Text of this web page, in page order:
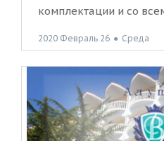
комплектации и со
2020 Февраль 26 ● Среда